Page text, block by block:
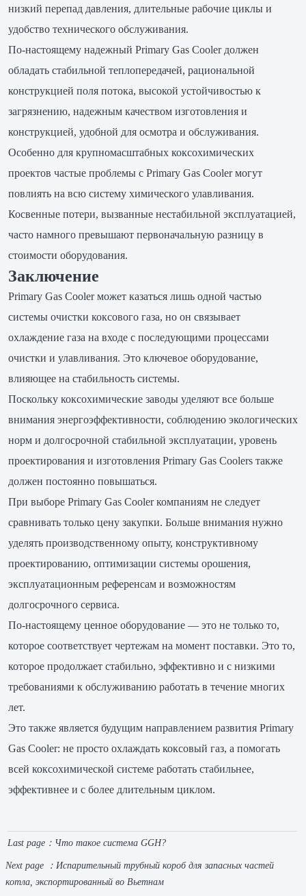
низкий перепад давления, длительные рабочие циклы и
удобство технического обслуживания.
По-настоящему надежный Primary Gas Cooler должен
обладать стабильной теплопередачей, рациональной
конструкцией поля потока, высокой устойчивостью к
загрязнению, надежным качеством изготовления и
конструкцией, удобной для осмотра и обслуживания.
Особенно для крупномасштабных коксохимических
проектов частые проблемы с Primary Gas Cooler могут
повлиять на всю систему химического улавливания.
Косвенные потери, вызванные нестабильной эксплуатацией,
часто намного превышают первоначальную разницу в
стоимости оборудования.
Заключение
Primary Gas Cooler может казаться лишь одной частью
системы очистки коксового газа, но он связывает
охлаждение газа на входе с последующими процессами
очистки и улавливания. Это ключевое оборудование,
влияющее на стабильность системы.
Поскольку коксохимические заводы уделяют все больше
внимания энергоэффективности, соблюдению экологических
норм и долгосрочной стабильной эксплуатации, уровень
проектирования и изготовления Primary Gas Coolers также
должен постоянно повышаться.
При выборе Primary Gas Cooler компаниям не следует
сравнивать только цену закупки. Больше внимания нужно
уделять производственному опыту, конструктивному
проектированию, оптимизации системы орошения,
эксплуатационным референсам и возможностям
долгосрочного сервиса.
По-настоящему ценное оборудование — это не только то,
которое соответствует чертежам на момент поставки. Это то,
которое продолжает стабильно, эффективно и с низкими
требованиями к обслуживанию работать в течение многих
лет.
Это также является будущим направлением развития Primary
Gas Cooler: не просто охлаждать коксовый газ, а помогать
всей коксохимической системе работать стабильнее,
эффективнее и с более длительным циклом.
Last page： Что такое система GGH?
Next page ： Испарительный трубный короб для запасных частей
котла, экспортированный во Вьетнам